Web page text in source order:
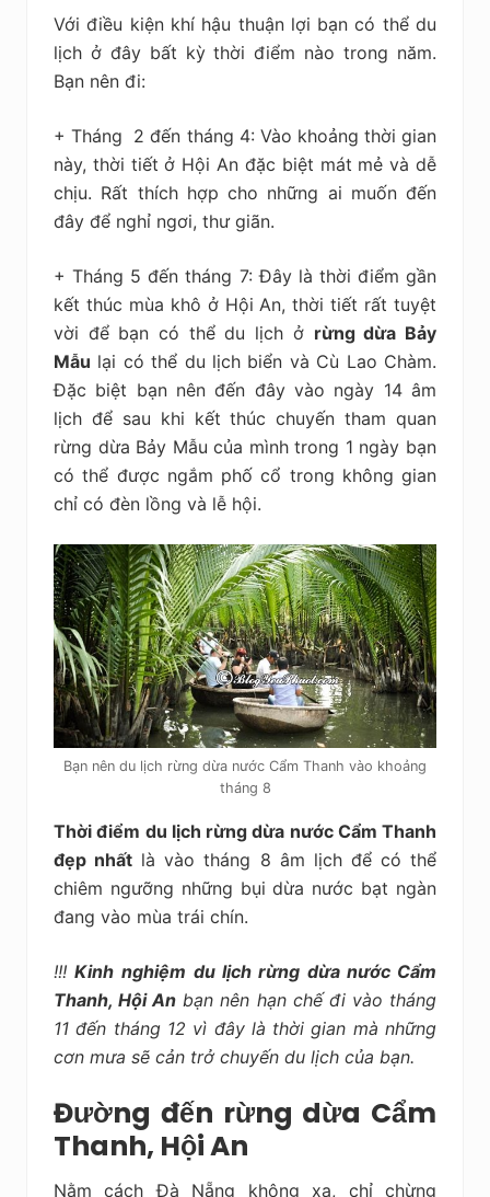
Với điều kiện khí hậu thuận lợi bạn có thể du
lịch ở đây bất kỳ thời điểm nào trong năm.
Bạn nên đi:
+ Tháng 2 đến tháng 4: Vào khoảng thời gian
này, thời tiết ở Hội An đặc biệt mát mẻ và dễ
chịu. Rất thích hợp cho những ai muốn đến
đây để nghỉ ngơi, thư giãn.
+ Tháng 5 đến tháng 7: Đây là thời điểm gần
kết thúc mùa khô ở Hội An, thời tiết rất tuyệt
vời để bạn có thể du lịch ở rừng dừa Bảy
Mẫu lại có thể du lịch biển và Cù Lao Chàm.
Đặc biệt bạn nên đến đây vào ngày 14 âm
lịch để sau khi kết thúc chuyến tham quan
rừng dừa Bảy Mẫu của mình trong 1 ngày bạn
có thể được ngắm phố cổ trong không gian
chỉ có đèn lồng và lễ hội.
Bạn nên du lịch rừng dừa nước Cẩm Thanh vào khoảng
tháng 8
Thời điểm du lịch rừng dừa nước Cẩm Thanh
đẹp nhất là vào tháng 8 âm lịch để có thể
chiêm ngưỡng những bụi dừa nước bạt ngàn
đang vào mùa trái chín.
!!!Kinh nghiệm du lịch rừng dừa nước Cẩm
Thanh, Hội An bạn nên hạn chế đi vào tháng
11 đến tháng 12 vì đây là thời gian mà những
cơn mưa sẽ cản trở chuyến du lịch của bạn.
Đường đến rừng dừa Cẩm
Thanh, Hội An
Nằm cách Đà Nẵng không xa, chỉ chừng